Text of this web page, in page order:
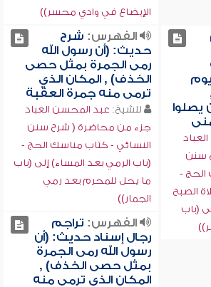
الإيضاع في وادي محسر))
يصلوا
سنن
الحج -
الصبح
(باب
الفهرس: شرح
حديث: (أن رسول الله
رمى الجمرة بمثل حصى
الخذف) , المكان الذي
ترمى منه جمرة العقبة
للشيخ: عبد المحسن العباد
جزء من محاضرة ( شرح سنن
النسائي - كتاب مناسك الحج -
(باب الرمي بعد المساء) إلى (باب
ما يحل للمحرم بعد رمي
الجمار))
الفهرس: تراجم
رجال إسناد حديث: (أن
رسول الله رمى الجمرة
بمثل حصى الخذف) ,
المكان الذي ترمى منه